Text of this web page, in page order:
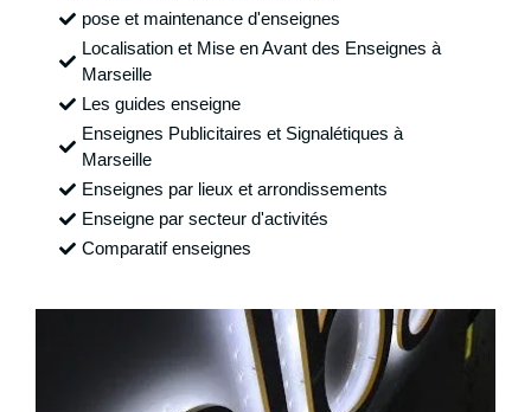
pose et maintenance d'enseignes
Localisation et Mise en Avant des Enseignes à
Marseille
Les guides enseigne
Enseignes Publicitaires et Signalétiques à
Marseille
Enseignes par lieux et arrondissements
Enseigne par secteur d'activités
Comparatif enseignes